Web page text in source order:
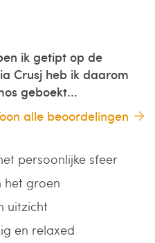
ik getipt op de
Crusj heb ik daarom
geboekt...
alle beoordelingen
persoonlijke sfeer
het groen
uitzicht
en relaxed